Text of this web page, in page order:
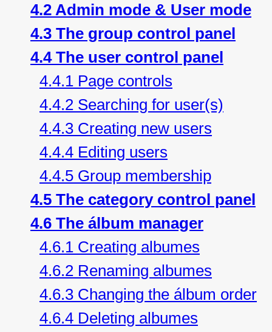
4.2 Admin mode & User mode
4.3 The group control panel
4.4 The user control panel
4.4.1 Page controls
4.4.2 Searching for user(s)
4.4.3 Creating new users
4.4.4 Editing users
4.4.5 Group membership
4.5 The category control panel
4.6 The álbum manager
4.6.1 Creating albumes
4.6.2 Renaming albumes
4.6.3 Changing the álbum order
4.6.4 Deleting albumes